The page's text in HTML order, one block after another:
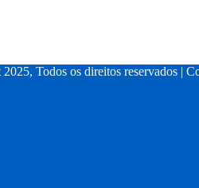
Todos os direitos reservados |